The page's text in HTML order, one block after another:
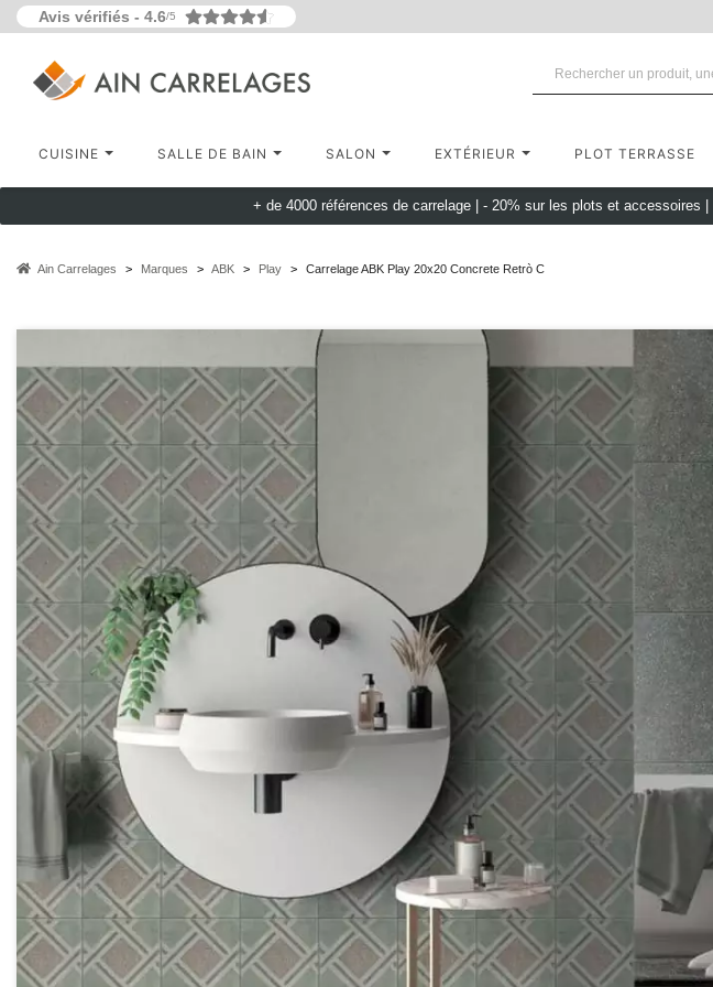
Avis vérifiés - 4.6/5
CUISINE SALLE DE BAIN SALON EXTÉRIEUR PLOT TERRASSE
+ de 4000 références de carrelage | - 20% sur les plots et accessoires |
Ain Carrelages Marques ABK Play Carrelage ABK Play 20x20 Concrete Retrò C